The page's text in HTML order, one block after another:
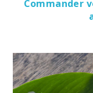
Commander